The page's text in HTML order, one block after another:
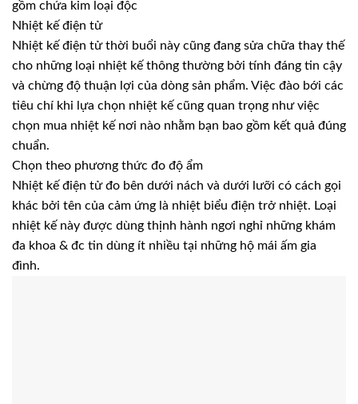
gồm chứa kim loại độc
Nhiệt kế điện tử
Nhiệt kế điện tử thời buổi này cũng đang sửa chữa thay thế
cho những loại nhiệt kế thông thường bởi tính đáng tin cậy
và chừng độ thuận lợi của dòng sản phẩm. Việc đào bới các
tiêu chí khi lựa chọn nhiệt kế cũng quan trọng như việc
chọn mua nhiệt kế nơi nào nhằm bạn bao gồm kết quả đúng
chuẩn.
Chọn theo phương thức đo độ ẩm
Nhiệt kế điện tử đo bên dưới nách và dưới lưỡi có cách gọi
khác bởi tên của cảm ứng là nhiệt biểu điện trở nhiệt. Loại
nhiệt kế này được dùng thịnh hành ngơi nghỉ những khám
đa khoa & đc tin dùng ít nhiều tại những hộ mái ấm gia
đình.